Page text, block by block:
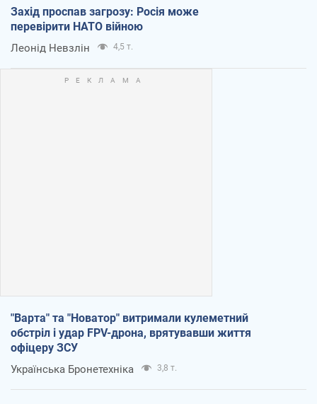
Захід проспав загрозу: Росія може
перевірити НАТО війною
Леонід Невзлін 4,5 т.
"Варта" та "Новатор" витримали кулеметний
обстріл і удар FPV-дрона, врятувавши життя
офіцеру ЗСУ
Українська Бронетехніка 3,8 т.